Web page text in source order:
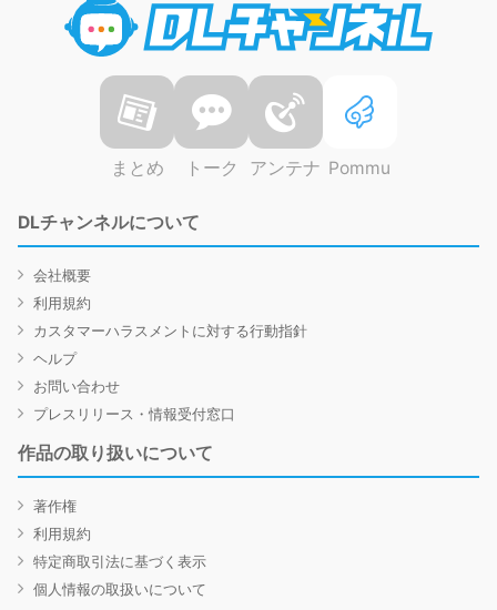
まとめ トーク アンテナ Pommu
DLチャンネルについて
会社概要
利用規約
カスタマーハラスメントに対する行動指針
ヘルプ
お問い合わせ
プレスリリース・情報受付窓口
作品の取り扱いについて
著作権
利用規約
特定商取引法に基づく表示
個人情報の取扱いについて